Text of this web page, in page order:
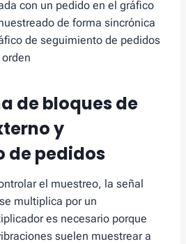
con un pedido en el gráfico
de forma sincrónica
de seguimiento de pedidos
de bloques de
y
de pedidos
el muestreo, la señal
multiplica por un
es necesario porque
suelen muestrear a